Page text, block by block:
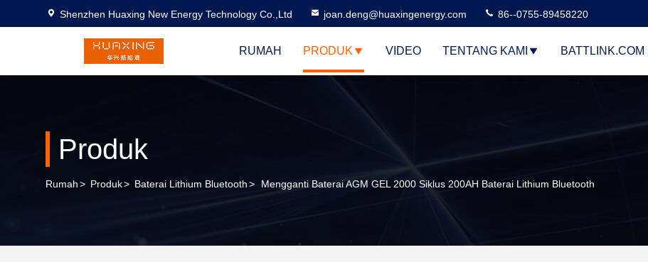
Shenzhen Huaxing New Energy Technology Co.,Ltd joan.deng@huaxingenergy.com 86--0755-89458220
RUMAH PRODUK VIDEO TENTANG KAMI BATTLINK.COM
Produk
Rumah> Produk> Baterai Lithium Bluetooth> Mengganti Baterai AGM GEL 2000 Siklus 200AH Baterai Lithium Bluetooth